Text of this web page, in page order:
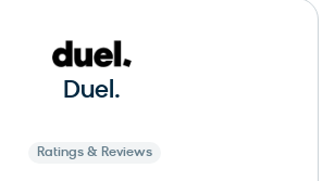
Duel.
Ratings & Reviews